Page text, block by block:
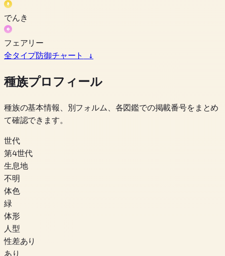
でんき
フェアリー
全タイプ防御チャート
↓
種族プロフィール
種族の基本情報、別フォルム、各図鑑での掲載番号をまとめ
て確認できます。
世代
第4世代
生息地
不明
体色
緑
体形
人型
性差あり
あり